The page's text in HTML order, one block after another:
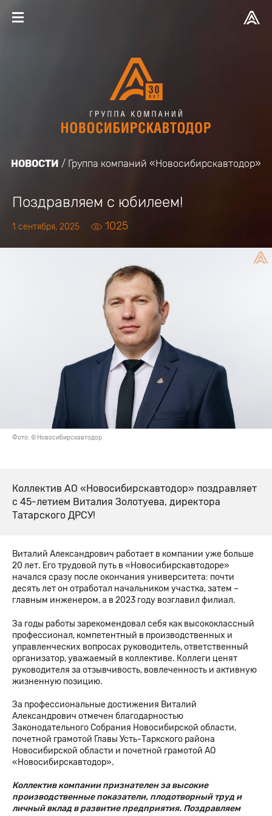
НОВОСТИ Группа компаний «Новосибирскавтодор»
Поздравляем с юбилеем!
1 сентября, 2025 1025
Фото: © Новосибирскавтодор
Коллектив АО «Новосибирскавтодор» поздравляет
с 45-летием Виталия Золотуева, директора
Татарского ДРСУ!
Виталий Александрович работает в компании уже больше
20 лет. Его трудовой путь в «Новосибирскавтодоре»
начался сразу после окончания университета: почти
десять лет он отработал начальником участка, затем –
главным инженером, а в 2023 году возглавил филиал.
За годы работы зарекомендовал себя как высококлассный
профессионал, компетентный в производственных и
управленческих вопросах руководитель, ответственный
организатор, уважаемый в коллективе. Коллеги ценят
руководителя за отзывчивость, вовлеченность и активную
жизненную позицию.
За профессиональные достижения Виталий
Александрович отмечен благодарностью
Законодательного Собрания Новосибирской области,
почетной грамотой Главы Усть-Таркского района
Новосибирской области и почетной грамотой АО
«Новосибирскавтодор».
Коллектив компании признателен за высокие
производственные показатели, плодотворный труд и
личный вклад в развитие предприятия. Поздравляем